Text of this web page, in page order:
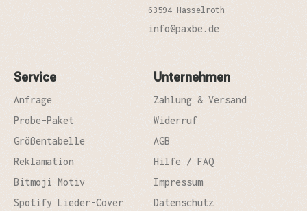
63594 Hasselroth
info@paxbe.de
Service
Anfrage
Probe-Paket
Größentabelle
Reklamation
Bitmoji Motiv
Spotify Lieder-Cover
Unternehmen
Zahlung & Versand
Widerruf
AGB
Hilfe / FAQ
Impressum
Datenschutz